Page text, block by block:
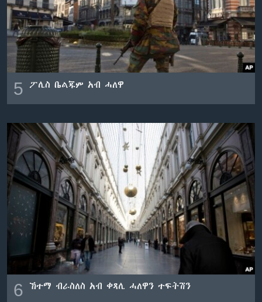
ቂሔ ጽልሚ
ቋንቋታት
5 ፖሊስ ቤልጁም አብ ሓለዋ
6 ኸተማ ብራስለስ አብ ቀጻሊ ሓለዋን ተፍትሽን